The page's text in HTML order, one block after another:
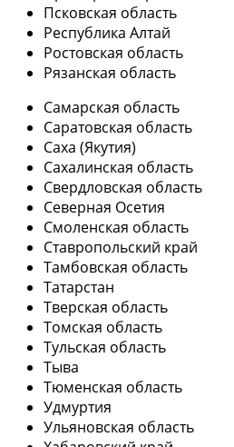
Псковская область
Республика Алтай
Ростовская область
Рязанская область
Самарская область
Саратовская область
Саха (Якутия)
Сахалинская область
Свердловская область
Северная Осетия
Смоленская область
Ставропольский край
Тамбовская область
Татарстан
Тверская область
Томская область
Тульская область
Тыва
Тюменская область
Удмуртия
Ульяновская область